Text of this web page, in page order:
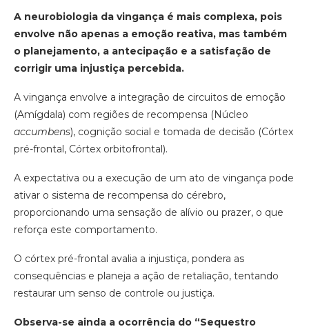
A neurobiologia da vingança é mais complexa, pois
envolve não apenas a emoção reativa, mas também
o planejamento, a antecipação e a satisfação de
corrigir uma injustiça percebida.
A vingança envolve a integração de circuitos de emoção
(Amígdala) com regiões de recompensa (Núcleo
accumbens), cognição social e tomada de decisão (Córtex
pré-frontal, Córtex orbitofrontal).
A expectativa ou a execução de um ato de vingança pode
ativar o sistema de recompensa do cérebro,
proporcionando uma sensação de alívio ou prazer, o que
reforça este comportamento.
O córtex pré-frontal avalia a injustiça, pondera as
consequências e planeja a ação de retaliação, tentando
restaurar um senso de controle ou justiça.
Observa-se ainda a ocorrência do “Sequestro